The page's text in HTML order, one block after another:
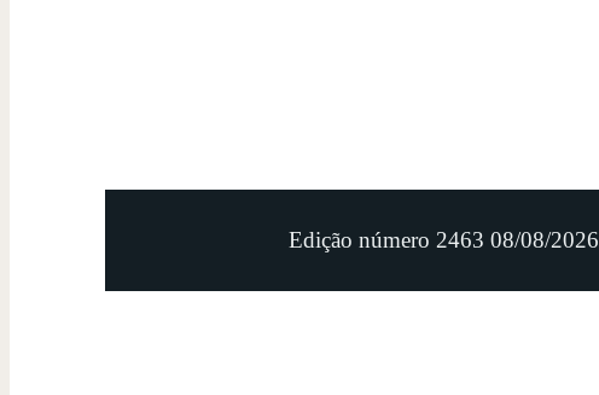
Edição número 2463 08/08/2026